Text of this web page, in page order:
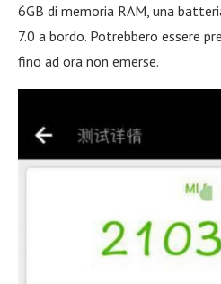
6GB di memoria RAM, una
7.0 a bordo. Potrebbero essere
fino ad ora non emerse.